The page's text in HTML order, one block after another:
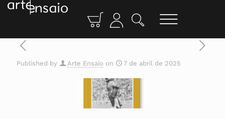
Published by Arte Ensaio on 7 de abril de 2025